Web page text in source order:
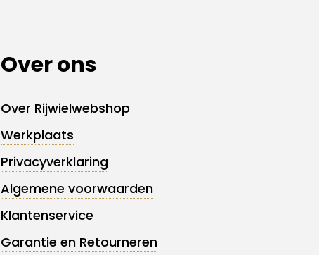
Over ons
Over Rijwielwebshop
Werkplaats
Privacyverklaring
Algemene voorwaarden
Klantenservice
Garantie en Retourneren